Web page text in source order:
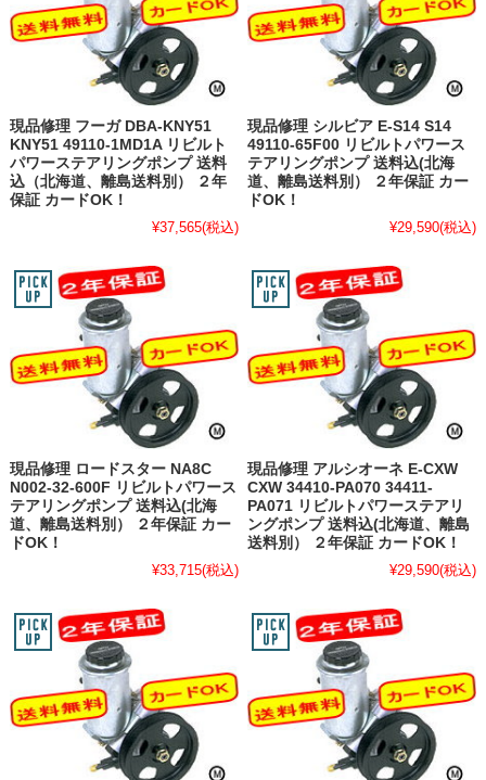
現品修理 フーガ DBA-KNY51
KNY51 49110-1MD1A リビルト
パワーステアリングポンプ 送料
込（北海道、離島送料別） ２年
保証 カードOK！
¥37,565(税込)
現品修理 シルビア E-S14 S14
49110-65F00 リビルトパワース
テアリングポンプ 送料込(北海
道、離島送料別） ２年保証 カー
ドOK！
¥29,590(税込)
現品修理 ロードスター NA8C
N002-32-600F リビルトパワース
テアリングポンプ 送料込(北海
道、離島送料別） ２年保証 カー
ドOK！
¥33,715(税込)
現品修理 アルシオーネ E-CXW
CXW 34410-PA070 34411-
PA071 リビルトパワーステアリ
ングポンプ 送料込(北海道、離島
送料別） ２年保証 カードOK！
¥29,590(税込)